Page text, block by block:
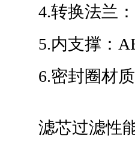
4.转换法兰：
5.内支撑：
6.密封圈材质
滤芯过滤性能